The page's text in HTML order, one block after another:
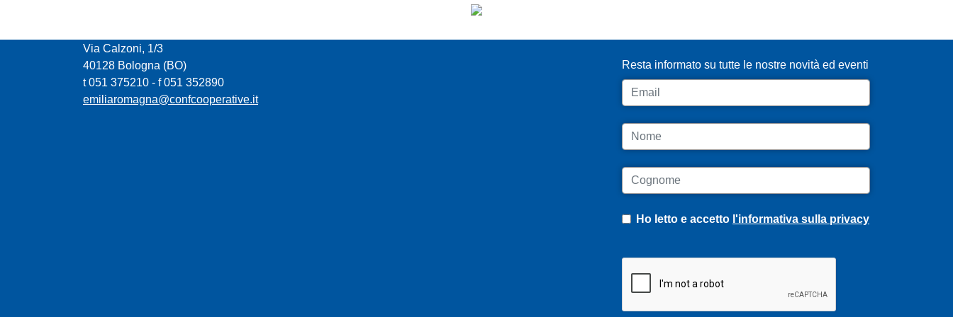
Resta informato su tutte le nostre novità ed eventi
Email
Nome
Cognome
Ho letto e accetto l'informativa sulla privacy
Via Calzoni, 1/3
40128 Bologna (BO)
t 051 375210 - f 051 352890
emiliaromagna@confcooperative.it